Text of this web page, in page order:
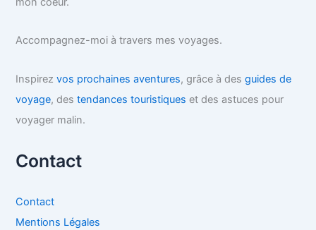
Accompagnez-moi à travers mes voyages.
Inspirezvos prochaines aventures, grâce à desguides de
voyage, destendances touristiques et des astuces pour
voyager malin.
Contact
Contact
Mentions Légales